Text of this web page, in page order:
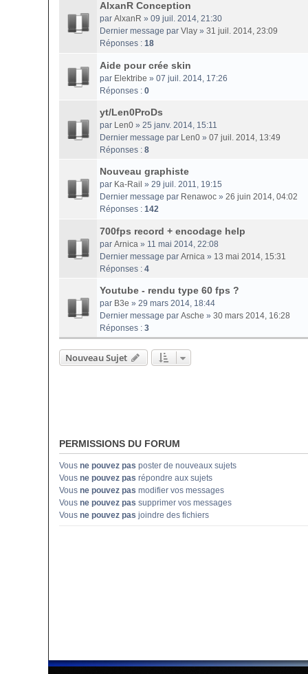
AlxanR Conception
par AlxanR » 09 juil. 2014, 21:30
Dernier message par Vlay » 31 juil. 2014, 23:09
Réponses : 18
Aide pour crée skin
par Elektribe » 07 juil. 2014, 17:26
Réponses : 0
yt/Len0ProDs
par Len0 » 25 janv. 2014, 15:11
Dernier message par Len0 » 07 juil. 2014, 13:49
Réponses : 8
Nouveau graphiste
par Ka-Rail » 29 juil. 2011, 19:15
Dernier message par Renawoc » 26 juin 2014, 04:02
Réponses : 142
700fps record + encodage help
par Arnica » 11 mai 2014, 22:08
Dernier message par Arnica » 13 mai 2014, 15:31
Réponses : 4
Youtube - rendu type 60 fps ?
par B3e » 29 mars 2014, 18:44
Dernier message par Asche » 30 mars 2014, 16:28
Réponses : 3
Nouveau Sujet
PERMISSIONS DU FORUM
Vous ne pouvez pas poster de nouveaux sujets
Vous ne pouvez pas répondre aux sujets
Vous ne pouvez pas modifier vos messages
Vous ne pouvez pas supprimer vos messages
Vous ne pouvez pas joindre des fichiers